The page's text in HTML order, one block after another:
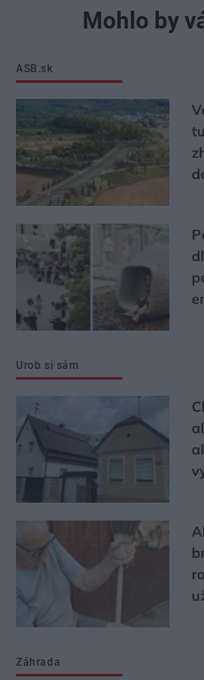
Mohlo by
ASB.sk
Urob si sám
Záhrada